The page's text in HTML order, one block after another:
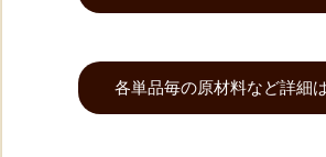
各単品毎の原材料など詳細